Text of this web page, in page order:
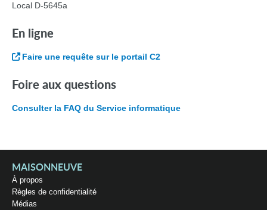
Local D-5645a
En ligne
Faire une requête sur le portail C2
Foire aux questions
Consulter la FAQ du Service informatique
MAISONNEUVE
À propos
Règles de confidentialité
Médias